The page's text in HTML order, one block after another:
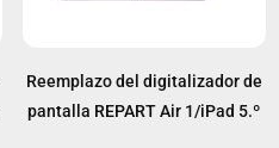
Reemplazo del digitalizador de
pantalla REPART Air 1/iPad 5.º